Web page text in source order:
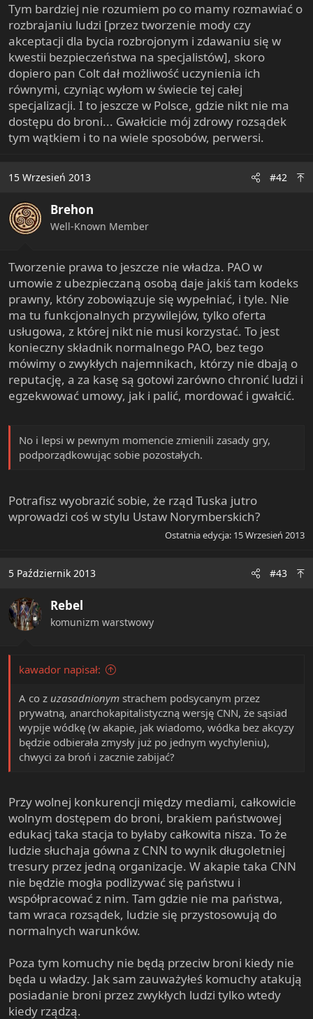
Tym bardziej nie rozumiem po co mamy rozmawiać o
rozbrajaniu ludzi [przez tworzenie mody czy
akceptacji dla bycia rozbrojonym i zdawaniu się w
kwestii bezpieczeństwa na specjalistów], skoro
dopiero pan Colt dał możliwość uczynienia ich
równymi, czyniąc wyłom w świecie tej całej
specjalizacji. I to jeszcze w Polsce, gdzie nikt nie ma
dostępu do broni... Gwałcicie mój zdrowy rozsądek
tym wątkiem i to na wiele sposobów, perwersi.
15 Wrzesień 2013 #42
Brehon
Well-Known Member
Tworzenie prawa to jeszcze nie władza. PAO w
umowie z ubezpieczaną osobą daje jakiś tam kodeks
prawny, który zobowiązuje się wypełniać, i tyle. Nie
ma tu funkcjonalnych przywilejów, tylko oferta
usługowa, z której nikt nie musi korzystać. To jest
konieczny składnik normalnego PAO, bez tego
mówimy o zwykłych najemnikach, którzy nie dbają o
reputację, a za kasę są gotowi zarówno chronić ludzi i
egzekwować umowy, jak i palić, mordować i gwałcić.
No i lepsi w pewnym momencie zmienili zasady gry,
podporządkowując sobie pozostałych.
Potrafisz wyobrazić sobie, że rząd Tuska jutro
wprowadzi coś w stylu Ustaw Norymberskich?
Ostatnia edycja: 15 Wrzesień 2013
5 Październik 2013 #43
Rebel
komunizm warstwowy
kawador napisał:
A co z uzasadnionym strachem podsycanym przez
prywatną, anarchokapitalistyczną wersję CNN, że sąsiad
wypije wódkę (w akapie, jak wiadomo, wódka bez akcyzy
będzie odbierała zmysły już po jednym wychyleniu),
chwyci za broń i zacznie zabijać?
Przy wolnej konkurencji między mediami, całkowicie
wolnym dostępem do broni, brakiem państwowej
edukacj taka stacja to byłaby całkowita nisza. To że
ludzie słuchaja gówna z CNN to wynik długoletniej
tresury przez jedną organizacje. W akapie taka CNN
nie będzie mogła podlizywać się państwu i
współpracować z nim. Tam gdzie nie ma państwa,
tam wraca rozsądek, ludzie się przystosowują do
normalnych warunków.
Poza tym komuchy nie będą przeciw broni kiedy nie
będa u władzy. Jak sam zauważyłeś komuchy atakują
posiadanie broni przez zwykłych ludzi tylko wtedy
kiedy rządzą.